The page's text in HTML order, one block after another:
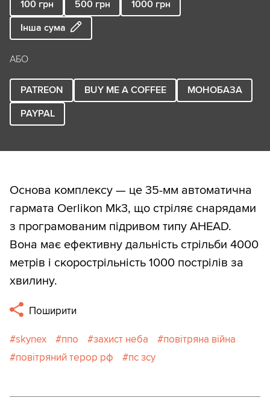
100 грн 500 грн 1000 грн
Інша сума
АБО
PATREON BUY ME A COFFEE
МОНОБАЗА
PAYPAL
Основа комплексу — це 35-мм автоматична
гармата Oerlikon Mk3, що стріляє снарядами
з програмованим підривом типу AHEAD.
Вона має ефективну дальність стрільби 4000
метрів і скорострільність 1000 пострілів за
хвилину.
Поширити
skynex ппо захист неба
повітряна війна
повітряний терор рф
пс зсу